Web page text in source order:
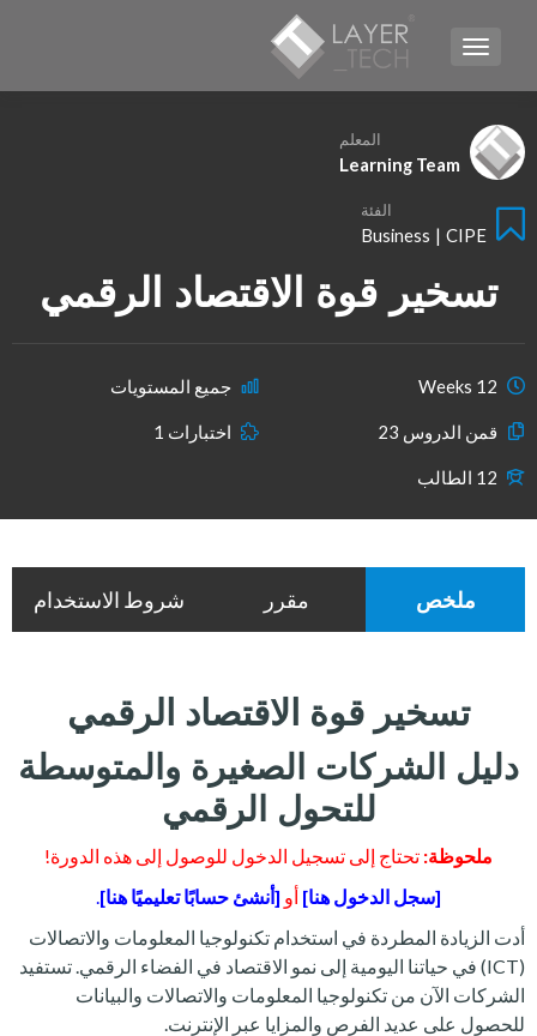
TOGGLE NAVIGATION
المعلم
Learning Team
الفئة
Business | CIPE
تسخير قوة الاقتصاد الرقمي
12 Weeks جميع المستويات
قمن الدروس 23 اختبارات 1
12 الطالب
ملخص مقرر شروط الاستخدام
تسخير قوة الاقتصاد الرقمي
دليل الشركات الصغيرة والمتوسطة
للتحول الرقمي
ملحوظة: تحتاج إلى تسجيل الدخول للوصول إلى هذه الدورة!
[سجل الدخول هنا] أو [أنشئ حسابًا تعليميًا هنا].
أدت الزيادة المطردة في استخدام تكنولوجيا المعلومات والاتصالات
(ICT) في حياتنا اليومية إلى نمو الاقتصاد في الفضاء الرقمي. تستفيد
الشركات الآن من تكنولوجيا المعلومات والاتصالات والبيانات
للحصول على عديد الفرص والمزايا عبر الإنترنت.